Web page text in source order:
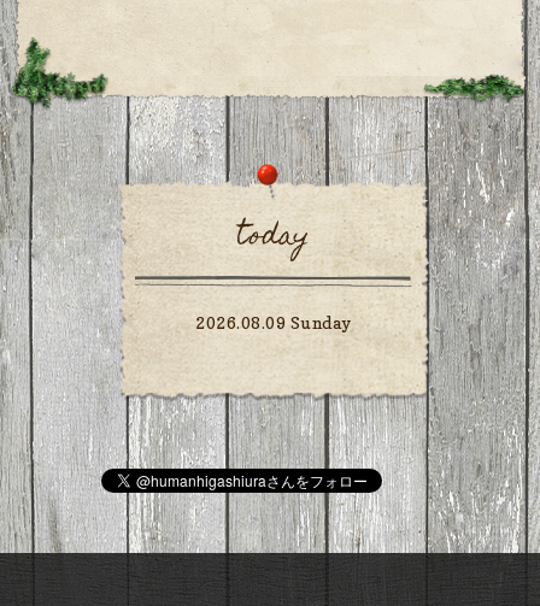
today
2026.08.09 Sunday